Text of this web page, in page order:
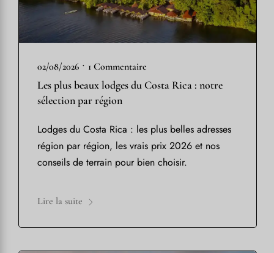
02/08/2026 • 1 Commentaire
Les plus beaux lodges du Costa Rica : notre
sélection par région
Lodges du Costa Rica : les plus belles adresses
région par région, les vrais prix 2026 et nos
conseils de terrain pour bien choisir.
Lire la suite